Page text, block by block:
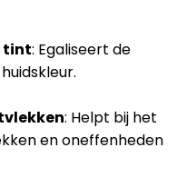
tint: Egaliseert de
: Helpt bij het
en oneffenheden